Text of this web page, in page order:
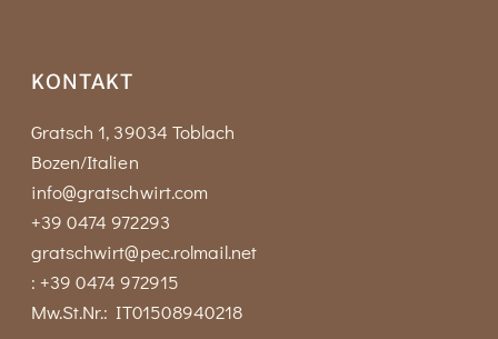
KONTAKT
Gratsch 1, 39034 Toblach
Bozen/Italien
info@gratschwirt.com
+39 0474 972293
gratschwirt@pec.rolmail.net
: +39 0474 972915
Mw.St.Nr.: IT01508940218